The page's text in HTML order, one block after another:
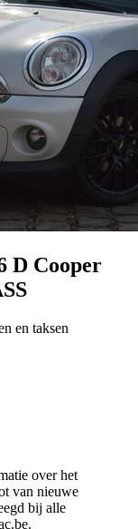
D Cooper
en taksen
over het
van nieuwe
bij alle